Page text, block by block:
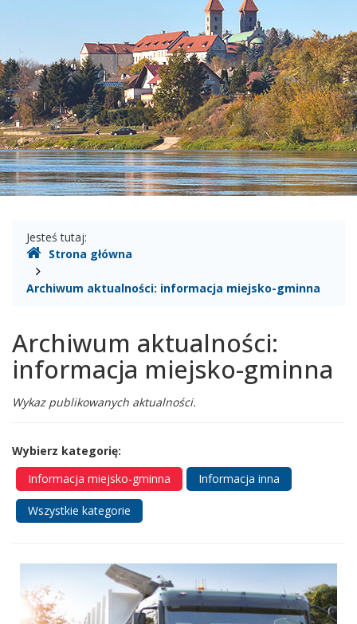
Gdzie
jesteśmy
Jesteś tutaj:
Strona główna
Archiwum aktualności: informacja miejsko-gminna
Archiwum aktualności:
informacja miejsko-gminna
Wykaz publikowanych aktualności.
Wybierz kategorię:
Informacja miejsko-gminna
Informacja inna
Wszystkie kategorie